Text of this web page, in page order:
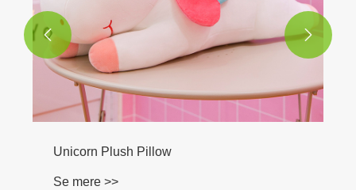
Unicorn Plush Pillow
Se mere >>
 